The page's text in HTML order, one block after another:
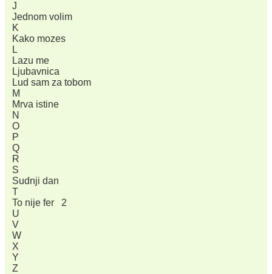
J
Jednom volim
K
Kako mozes
L
Lazu me
Ljubavnica
Lud sam za tobom
M
Mrva istine
N
O
P
Q
R
S
Sudnji dan
T
To nije fer 2
U
V
W
X
Y
Z